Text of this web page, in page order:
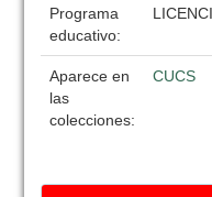
Programa
educativo:
Aparece en
las
colecciones:
CUCS